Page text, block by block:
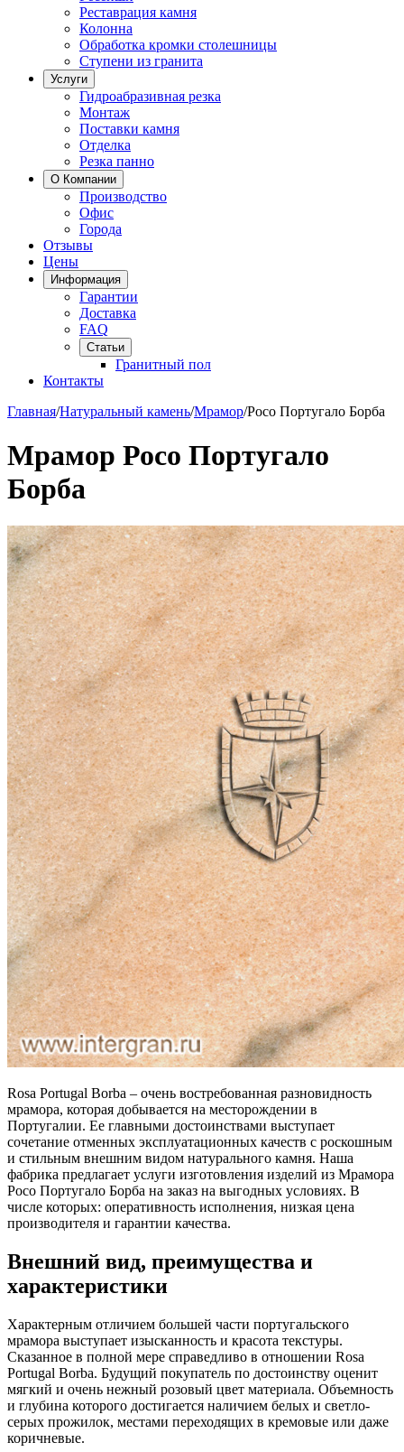
Реставрация камня
Колонна
Обработка кромки столешницы
Ступени из гранита
Услуги
Гидроабразивная резка
Монтаж
Поставки камня
Отделка
Резка панно
О Компании
Производство
Офис
Города
Отзывы
Цены
Информация
Гарантии
Доставка
FAQ
Статьи
Гранитный пол
Контакты
Главная/Натуральный камень/Мрамор/Росо Португало Борба
Мрамор Росо Португало
Борба
Rosa Portugal Borba – очень востребованная разновидность
мрамора, которая добывается на месторождении в
Португалии. Ее главными достоинствами выступает
сочетание отменных эксплуатационных качеств с роскошным
и стильным внешним видом натурального камня. Наша
фабрика предлагает услуги изготовления изделий из Мрамора
Росо Португало Борба на заказ на выгодных условиях. В
числе которых: оперативность исполнения, низкая цена
производителя и гарантии качества.
Внешний вид, преимущества и
характеристики
Характерным отличием большей части португальского
мрамора выступает изысканность и красота текстуры.
Сказанное в полной мере справедливо в отношении Rosa
Portugal Borba. Будущий покупатель по достоинству оценит
мягкий и очень нежный розовый цвет материала. Объемность
и глубина которого достигается наличием белых и светло-
серых прожилок, местами переходящих в кремовые или даже
коричневые.